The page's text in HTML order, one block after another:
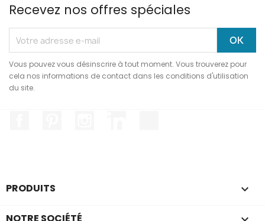
Recevez nos offres spéciales
Vous pouvez vous désinscrire à tout moment. Vous trouverez pour
cela nos informations de contact dans les conditions d'utilisation
du site.
PRODUITS 
de ce site vous intéresse avant de vous